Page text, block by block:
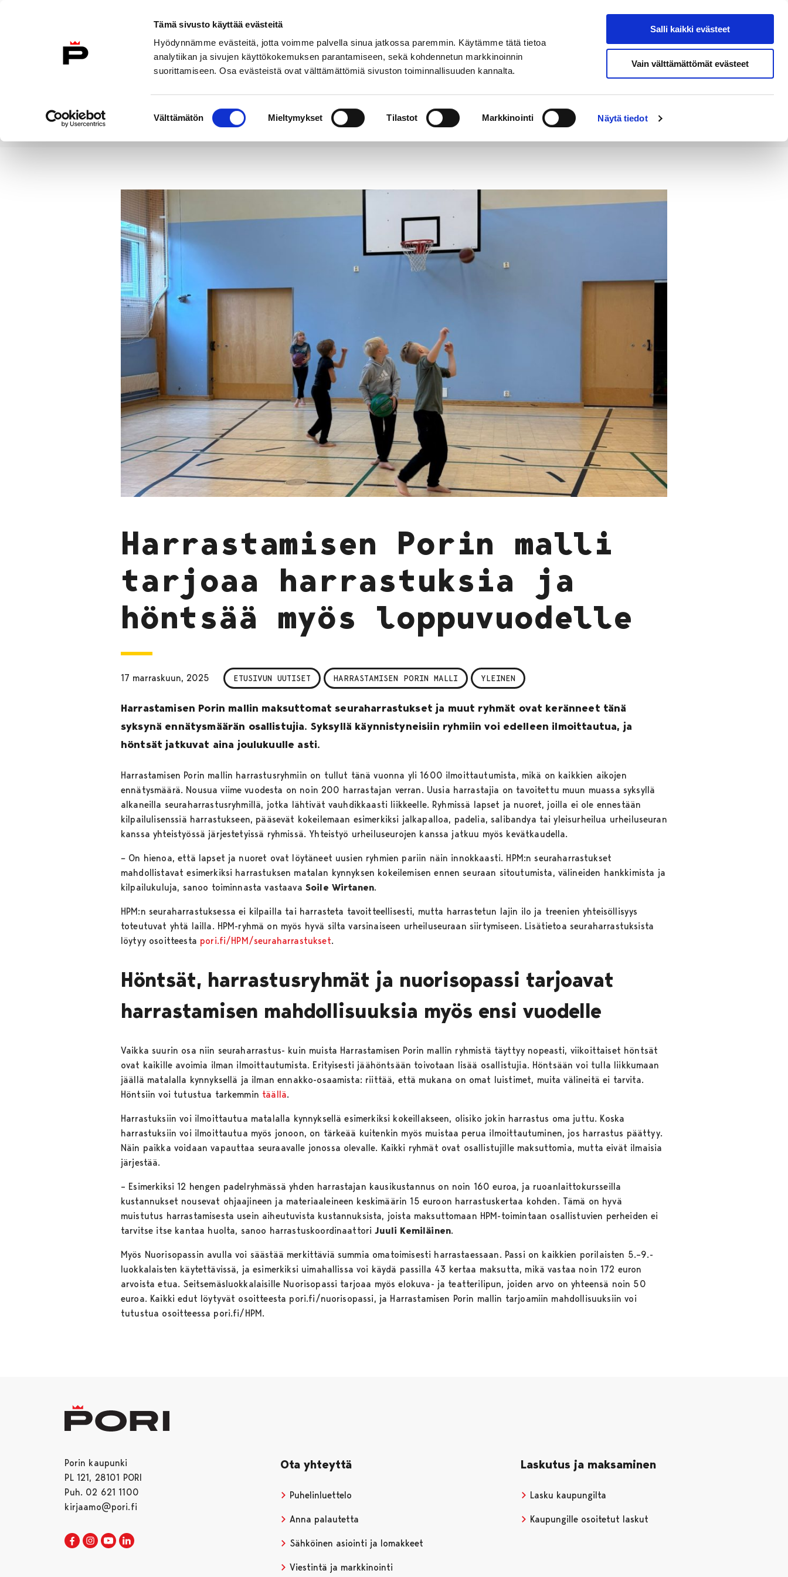
Tämä sivusto käyttää evästeitä
Hyödynnämme evästeitä, jotta voimme palvella sinua jatkossa paremmin. Käytämme tätä tietoa
analytiikan ja sivujen käyttökokemuksen parantamiseen, sekä kohdennetun markkinoinnin
suorittamiseen. Osa evästeistä ovat välttämättömiä sivuston toiminnallisuuden kannalta.
valinta
Välttämätön Mieltymykset Tilastot Markkinointi Näytä tiedot
Salli kaikki evästeet
Vain välttämättömät evästeet
Etusivulle
Hae sivustolta
Etusivu
Harrastamisen Porin malli
tarjoaa harrastuksia ja
höntsää myös loppuvuodelle
17 marraskuun, 2025 ETUSIVUN UUTISET HARRASTAMISEN PORIN MALLI YLEINEN
Harrastamisen Porin mallin maksuttomat seuraharrastukset ja muut ryhmät ovat keränneet tänä
syksynä ennätysmäärän osallistujia. Syksyllä käynnistyneisiin ryhmiin voi edelleen ilmoittautua, ja
höntsät jatkuvat aina joulukuulle asti.
Harrastamisen Porin mallin harrastusryhmiin on tullut tänä vuonna yli 1600 ilmoittautumista, mikä on kaikkien aikojen
ennätysmäärä. Nousua viime vuodesta on noin 200 harrastajan verran. Uusia harrastajia on tavoitettu muun muassa syksyllä
alkaneilla seuraharrastusryhmillä, jotka lähtivät vauhdikkaasti liikkeelle. Ryhmissä lapset ja nuoret, joilla ei ole ennestään
kilpailulisenssiä harrastukseen, pääsevät kokeilemaan esimerkiksi jalkapalloa, padelia, salibandya tai yleisurheilua urheiluseuran
kanssa yhteistyössä järjestetyissä ryhmissä. Yhteistyö urheiluseurojen kanssa jatkuu myös kevätkaudella.
– On hienoa, että lapset ja nuoret ovat löytäneet uusien ryhmien pariin näin innokkaasti. HPM:n seuraharrastukset
mahdollistavat esimerkiksi harrastuksen matalan kynnyksen kokeilemisen ennen seuraan sitoutumista, välineiden hankkimista ja
kilpailukuluja, sanoo toiminnasta vastaava Soile Wirtanen.
HPM:n seuraharrastuksessa ei kilpailla tai harrasteta tavoitteellisesti, mutta harrastetun lajin ilo ja treenien yhteisöllisyys
toteutuvat yhtä lailla. HPM-ryhmä on myös hyvä silta varsinaiseen urheiluseuraan siirtymiseen. Lisätietoa seuraharrastuksista
löytyy osoitteesta pori.fi/HPM/seuraharrastukset.
Höntsät, harrastusryhmät ja nuorisopassi tarjoavat
harrastamisen mahdollisuuksia myös ensi vuodelle
Vaikka suurin osa niin seuraharrastus- kuin muista Harrastamisen Porin mallin ryhmistä täyttyy nopeasti, viikoittaiset höntsät
ovat kaikille avoimia ilman ilmoittautumista. Erityisesti jäähöntsään toivotaan lisää osallistujia. Höntsään voi tulla liikkumaan
jäällä matalalla kynnyksellä ja ilman ennakko-osaamista: riittää, että mukana on omat luistimet, muita välineitä ei tarvita.
Höntsiin voi tutustua tarkemmin täällä.
Harrastuksiin voi ilmoittautua matalalla kynnyksellä esimerkiksi kokeillakseen, olisiko jokin harrastus oma juttu. Koska
harrastuksiin voi ilmoittautua myös jonoon, on tärkeää kuitenkin myös muistaa perua ilmoittautuminen, jos harrastus päättyy.
Näin paikka voidaan vapauttaa seuraavalle jonossa olevalle. Kaikki ryhmät ovat osallistujille maksuttomia, mutta eivät ilmaisia
järjestää.
– Esimerkiksi 12 hengen padelryhmässä yhden harrastajan kausikustannus on noin 160 euroa, ja ruoanlaittokursseilla
kustannukset nousevat ohjaajineen ja materiaaleineen keskimäärin 15 euroon harrastuskertaa kohden. Tämä on hyvä
muistutus harrastamisesta usein aiheutuvista kustannuksista, joista maksuttomaan HPM-toimintaan osallistuvien perheiden ei
tarvitse itse kantaa huolta, sanoo harrastuskoordinaattoriJuuli Kemiläinen.
Myös Nuorisopassin avulla voi säästää merkittäviä summia omatoimisesti harrastaessaan. Passi on kaikkien porilaisten 5.–9.-
luokkalaisten käytettävissä, ja esimerkiksi uimahallissa voi käydä passilla 43 kertaa maksutta, mikä vastaa noin 172 euron
arvoista etua. Seitsemäsluokkalaisille Nuorisopassi tarjoaa myös elokuva- ja teatterilipun, joiden arvo on yhteensä noin 50
euroa. Kaikki edut löytyvät osoitteesta pori.fi/nuorisopassi, ja Harrastamisen Porin mallin tarjoamiin mahdollisuuksiin voi
tutustua osoitteessa pori.fi/HPM.
Porin kaupunki
PL 121, 28101 PORI
Puh. 02 621 1100
kirjaamo@pori.fi
Porin kaupunki Facebookissa
Avautuu uudessa välilehdessä
Porin kaupunki Instagramissa
Avautuu uudessa välilehdessä
Porin kaupunki Youtubessa
Avautuu uudessa välilehdessä
Ota yhteyttä
Puhelinluettelo
Anna palautetta
Sähköinen asiointi ja lomakkeet
Viestintä ja markkinointi
Laskutus ja maksaminen
Lasku kaupungilta
Kaupungille osoitetut laskut